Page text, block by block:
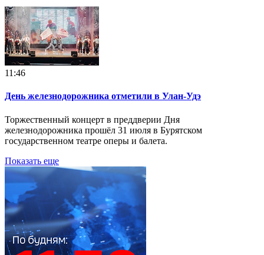
11:46
День железнодорожника отметили в Улан‑Удэ
Торжественный концерт в преддверии Дня
железнодорожника прошёл 31 июля в Бурятском
государственном театре оперы и балета.
Показать еще